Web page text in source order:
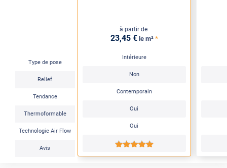
Type de pose
Relief
Tendance
Thermoformable
Technologie Air Flow
Avis
à partir de
23,45 € le m² *
Intérieure
Non
Contemporain
Oui
Oui
*****